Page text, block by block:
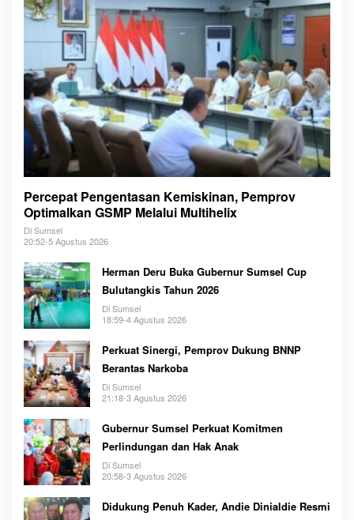
Percepat Pengentasan Kemiskinan, Pemprov
Optimalkan GSMP Melalui Multihelix
Di Sumsel
20:52-5 Agustus 2026
Herman Deru Buka Gubernur Sumsel Cup
Bulutangkis Tahun 2026
Di Sumsel
18:59-4 Agustus 2026
Perkuat Sinergi, Pemprov Dukung BNNP
Berantas Narkoba
Di Sumsel
21:18-3 Agustus 2026
Gubernur Sumsel Perkuat Komitmen
Perlindungan dan Hak Anak
Di Sumsel
20:58-3 Agustus 2026
Didukung Penuh Kader, Andie Dinialdie Resmi